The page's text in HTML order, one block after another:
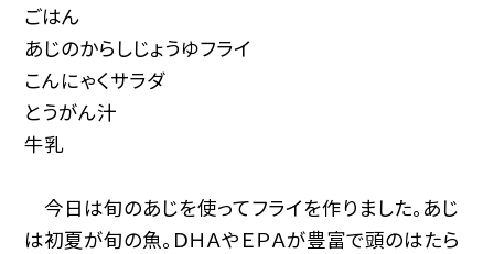
ごはん
あじのからしじょうゆフライ
こんにゃくサラダ
とうがん汁
牛乳
今日は旬のあじを使ってフライを作りました。あじ
は初夏が旬の魚。ＤＨＡやＥＰＡが豊富で頭のはたら